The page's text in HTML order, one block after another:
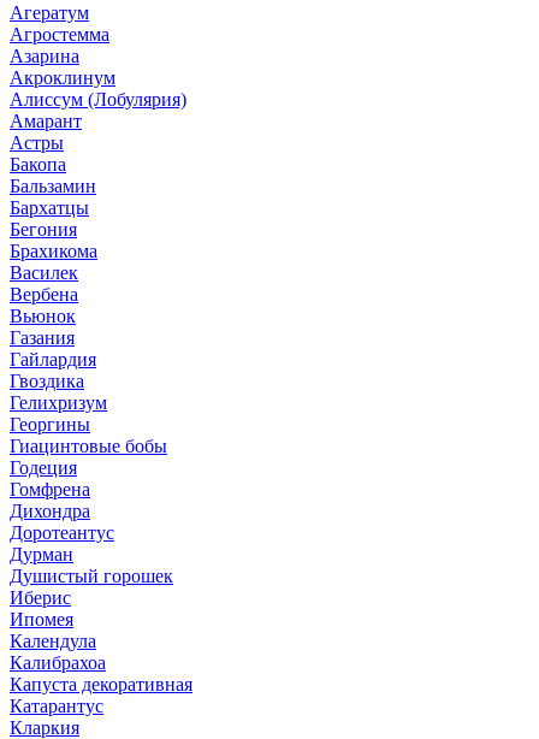
Агератум
Агростемма
Азарина
Акроклинум
Алиссум (Лобулярия)
Амарант
Астры
Бакопа
Бальзамин
Бархатцы
Бегония
Брахикома
Василек
Вербена
Вьюнок
Газания
Гайлардия
Гвоздика
Гелихризум
Георгины
Гиацинтовые бобы
Годеция
Гомфрена
Дихондра
Доротеантус
Дурман
Душистый горошек
Иберис
Ипомея
Календула
Калибрахоа
Капуста декоративная
Катарантус
Кларкия